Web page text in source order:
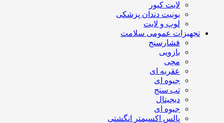
لایت کیور
یونیت دندان پزشکی
لوپ و لایت
تجهیزات عمومی سلامت
فشارسنج
بازویی
مچی
عقربه ای
جیوه ای
تب سنج
دیجیتال
جیوه ای
پالس اکسیمتر انگشتی